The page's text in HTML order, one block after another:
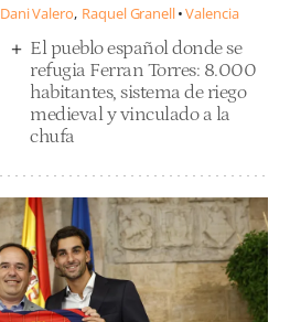
Dani Valero Raquel Granell Valencia
El pueblo español donde se
refugia Ferran Torres: 8.000
habitantes, sistema de riego
medieval y vinculado a la
chufa